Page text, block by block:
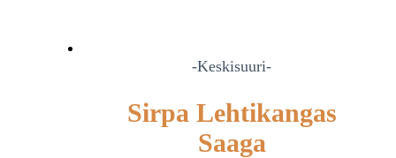
-Keskisuuri-
Sirpa Lehtikangas
Saaga